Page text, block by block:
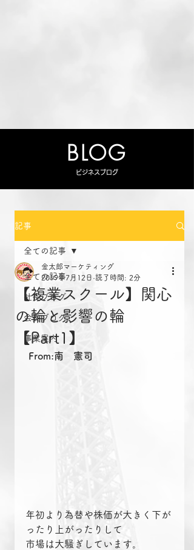
BLOG
ビジネスブログ
記事
全ての記事
社長ブログ
会長ブログ
事業案内
全ての記事
【複業スクール】関心
の輪と影響の輪
【Part1】
金太郎マーケティング
2019年7月12日 読了時間: 2分
From:南　憲司
年初より為替や株価が大きく下が
ったり上がったりして
市場は大騒ぎしています。